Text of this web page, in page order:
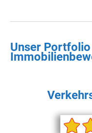
Unser